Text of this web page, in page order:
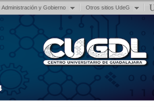
Administración y Gobierno Otros sitios UdeG